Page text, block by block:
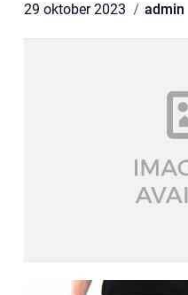
29 oktober 2023 admin